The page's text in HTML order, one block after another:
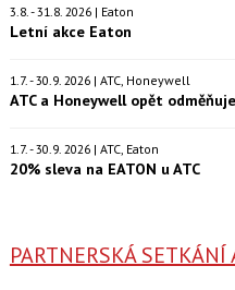
3.8. - 31.8. 2026 | Eaton
Letní akce Eaton
1.7. - 30.9. 2026 | ATC, Honeywell
ATC a Honeywell opět odměňuje
1.7. - 30.9. 2026 | ATC, Eaton
20% sleva na EATON u ATC
PARTNERSKÁ SETKÁNÍ